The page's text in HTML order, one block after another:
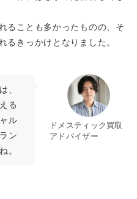
ることも多かったものの、そ
るきっかけとなりました。
ドメスティック買取
アドバイザー
、
る
ル
ン
。